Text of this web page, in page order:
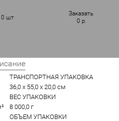
0 шт
Заказать
0 р.
ТРАНСПОРТНАЯ УПАКОВКА
36,0 x 55,0 x 20,0 см
ВЕС УПАКОВКИ
8 000,0 г
ОБЪЕМ УПАКОВКИ